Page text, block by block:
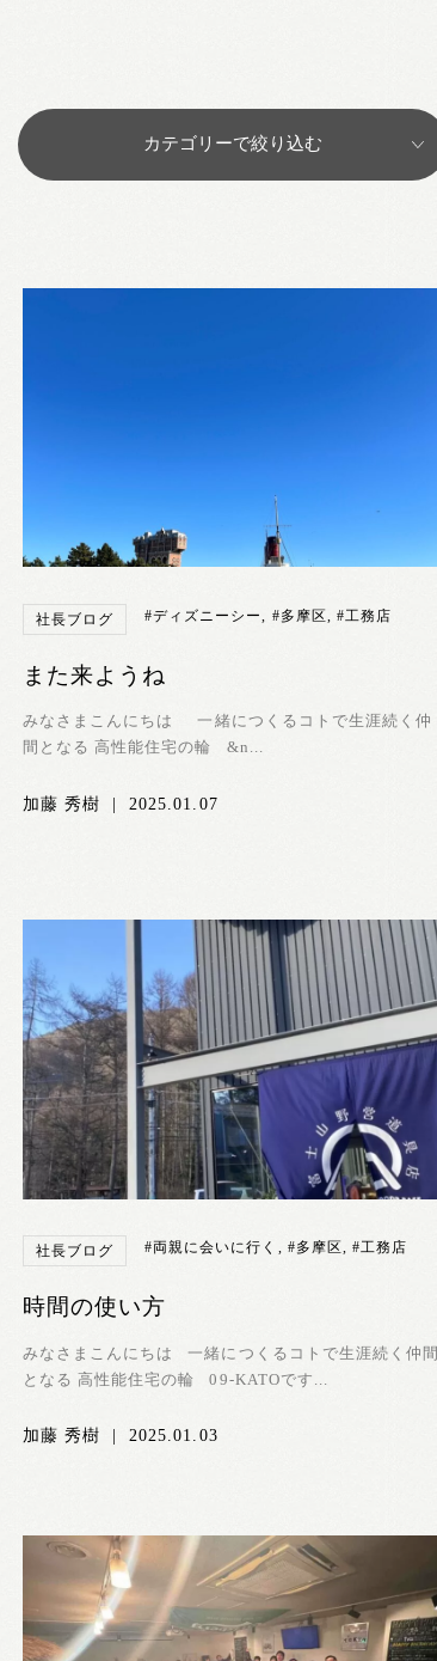
社長ブログ #ディズニーシー #多摩区 #工務店
また来ようね
みなさまこんにちは 一緒につくるコトで生涯続く仲
間となる 高性能住宅の輪 &n...
加藤 秀樹 | 2025.01.07
社長ブログ #両親に会いに行く , #多摩区, #工務店
時間の使い方
みなさまこんにちは 一緒につくるコトで生涯続く仲間
となる 高性能住宅の輪 09-KATOです...
加藤 秀樹 | 2025.01.03